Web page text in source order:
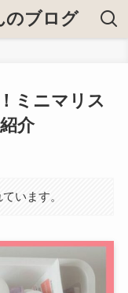
のブログ
ミニマリス
介
います。